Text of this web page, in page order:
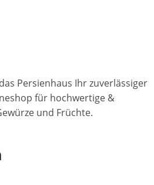
Persienhaus Ihr zuverlässiger
für hochwertige &
und Früchte.